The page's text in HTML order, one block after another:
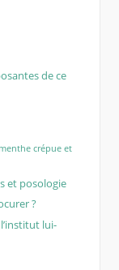
de ce
crépue et
et posologie
?
lui-